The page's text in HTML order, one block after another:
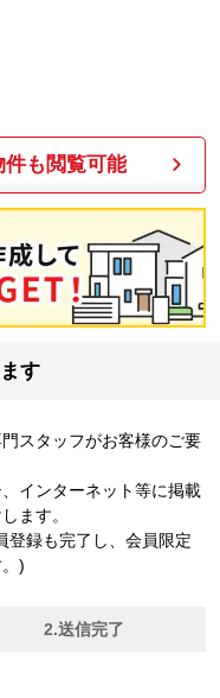
も閲覧可能
す
スタッフがお客様のご要
インターネット等に掲載
ます。
録も完了し、会員限定
)
2.送信完了